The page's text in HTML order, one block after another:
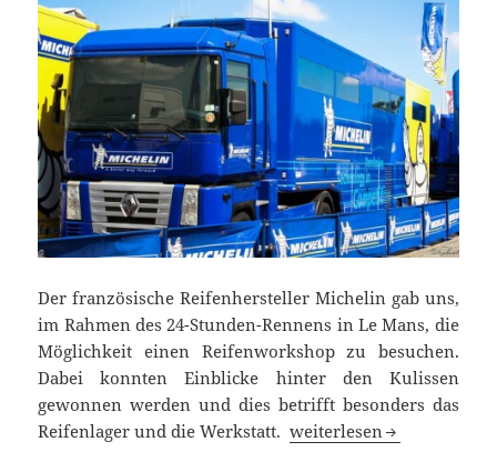
Der französische Reifenhersteller Michelin gab uns,
im Rahmen des 24-Stunden-Rennens in Le Mans, die
Möglichkeit einen Reifenworkshop zu besuchen.
Dabei konnten Einblicke hinter den Kulissen
gewonnen werden und dies betrifft besonders das
Reifenlager und die Werkstatt.Was Michelin mit dem
weiterlesen